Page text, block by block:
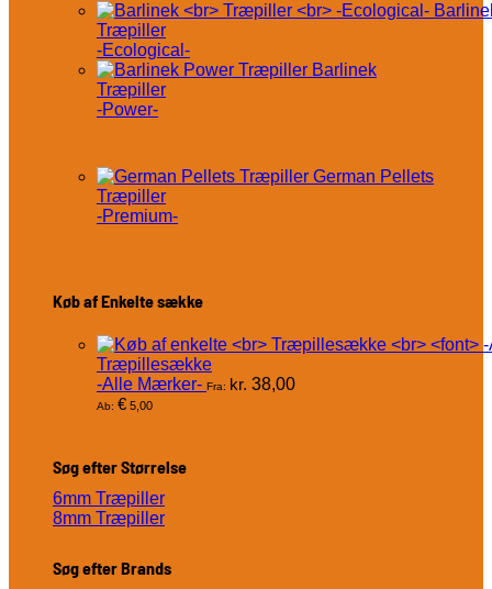
Træpiller
-Ecological-
Barlinek
Træpiller
-Power-
German Pellets
Træpiller
-Premium-
Køb af Enkelte sække
Træpillesække
-Alle Mærker- Fra: kr. 38,00
Ab: € 5,00
Søg efter Størrelse
6mm Træpiller
8mm Træpiller
Søg efter Brands